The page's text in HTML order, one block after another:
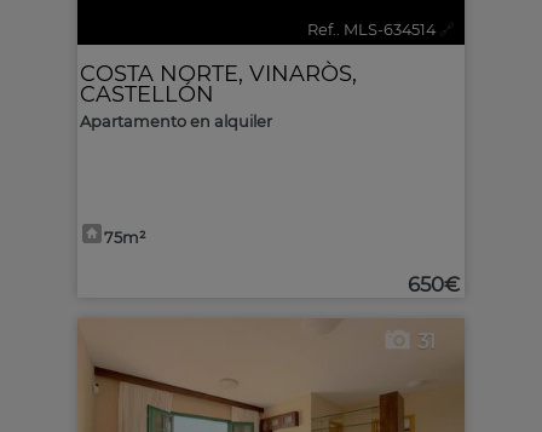
Ref.. MLS-634514 🔗
COSTA NORTE, VINARÒS,
CASTELLÓN
Apartamento en alquiler
75m²
650€
31